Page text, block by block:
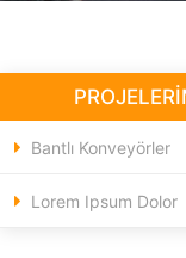
Bantlı Konveyörler
Lorem Ipsum Dolor